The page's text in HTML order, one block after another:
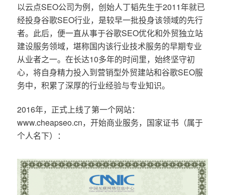
以云点SEO公司为例，创始人丁韬先生于2011年就已
经投身谷歌SEO行业，是较早一批投身该领域的先行
者。此后，便一直从事于谷歌SEO优化和外贸独立站
建设服务领域，堪称国内该行业技术服务的早期专业
从业者之一。在长达10多年的时间里，始终坚守初
心，将自身精力投入到营销型外贸建站和谷歌SEO服
务中，积累了深厚的行业经验与专业知识。
2016年，正式上线了第一个网站：
www.cheapseo.cn，开始商业服务，国家证书（属于
个人名下）：